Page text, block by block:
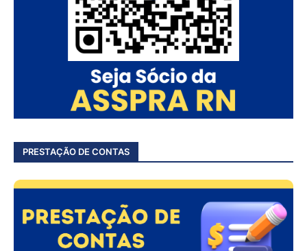
PRESTAÇÃO DE CONTAS